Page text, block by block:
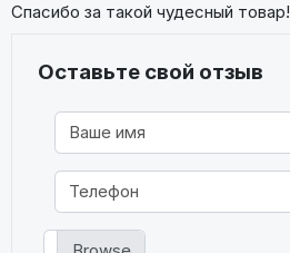
Спасибо за такой чудесный товар!
Оставьте свой отзыв
Фото